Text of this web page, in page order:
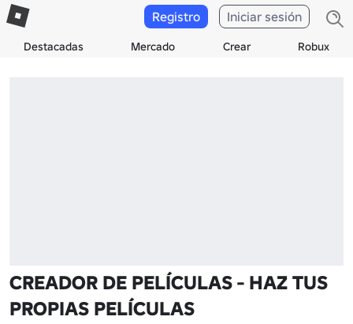
Destacadas Mercado Crear Robux
Registro Iniciar sesión
CREADOR DE PELÍCULAS - HAZ TUS
PROPIAS PELÍCULAS